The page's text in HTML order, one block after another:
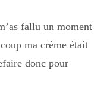
fallu un moment
ma crème était
donc pour